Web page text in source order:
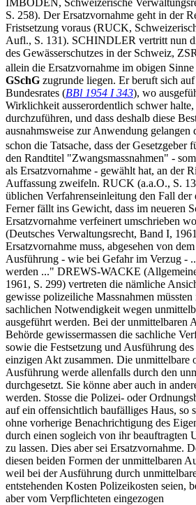
S. 258). Der Ersatzvornahme geht in der
Fristsetzung voraus (RUCK,
Aufl., S. 131). SCHINDLER vertritt nun
des Gewässerschutzes in der Schweiz,
allein die Ersatzvornahme im obigen
GSchG zugrunde liegen. Er beruft sich
Bundesrates (BBl 1954 I 343), wo
Wirklichkeit ausserordentlich schwer
durchzuführen, und dass deshalb diese
ausnahmsweise zur Anwendung gelangen
schon die Tatsache, dass der Gesetzgeber
den Randtitel "Zwangsmassnahmen" -
als Ersatzvornahme - gewählt hat, an der
Auffassung zweifeln. RUCK (a.a.O., S.
üblichen Verfahrenseinleitung den Fall der
Ferner fällt ins Gewicht, dass im neueren
Ersatzvornahme verfeinert umschrieben
(Deutsches Verwaltungsrecht, Band I,
Ersatzvornahme muss, abgesehen von
Ausführung - wie bei Gefahr im Verzug -
werden ..." DREWS-WACKE
1961, S. 299) vertreten die nämliche
gewisse polizeiliche Massnahmen
sachlichen Notwendigkeit wegen
ausgeführt werden. Bei der unmittelbaren
Behörde gewissermassen die sachliche
sowie die Festsetzung und Ausführung
einzigen Akt zusammen. Die unmittelbare
Ausführung werde allenfalls durch den
durchgesetzt. Sie könne aber auch in
werden. Stosse die Polizei- oder
auf ein offensichtlich baufälliges Haus, so
ohne vorherige Benachrichtigung des
durch einen sogleich von ihr beauftragten
zu lassen. Dies aber sei Ersatzvornahme.
diesen beiden Formen der unmittelbaren
weil bei der Ausführung durch
entstehenden Kosten Polizeikosten seien,
aber vom Verpflichteten eingezogen